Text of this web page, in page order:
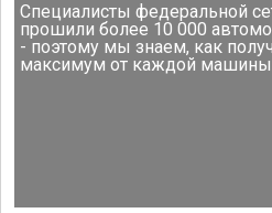
Специалисты федеральной
прошили более 10 000
- поэтому мы знаем, как
максимум от каждой